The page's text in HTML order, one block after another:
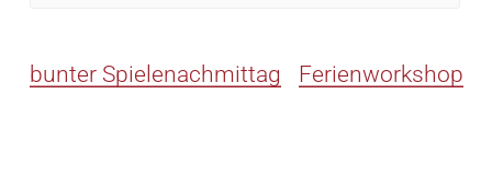
bunter Spielenachmittag Ferienworkshop